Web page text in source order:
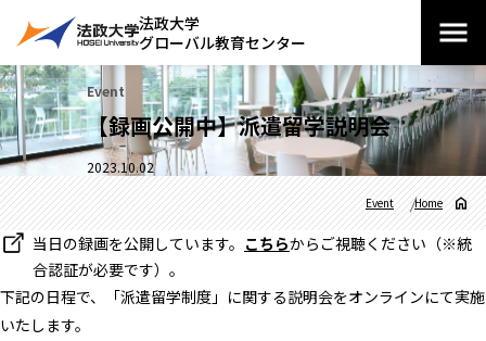
法政大学
グローバル教育センター
Event
【録画公開中】派遣留学説明会
2023.10.02
Home
Event
当日の録画を公開しています。 こちらからご視聴ください（※統
合認証が必要です）。
下記の日程で、「派遣留学制度」に関する説明会をオンラインにて実施
いたします。